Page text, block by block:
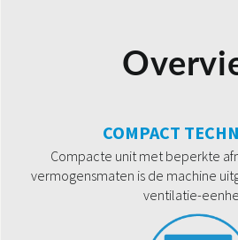
COMPACT
Compacte unit met beperkte
vermogensmaten is de machine
ventilatie-